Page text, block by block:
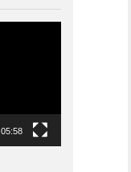
05:58